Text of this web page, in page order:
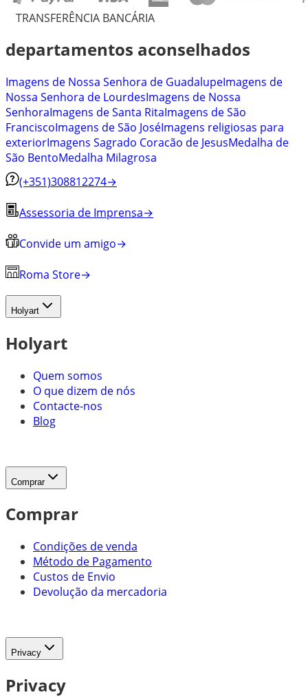
TRANSFERÊNCIA BANCÁRIA
departamentos aconselhados
Imagens de Nossa Senhora de GuadalupeImagens de
Nossa Senhora de LourdesImagens de Nossa
SenhoraImagens de Santa RitaImagens de São
FranciscoImagens de São JoséImagens religiosas para
exteriorImagens Sagrado Coracão de JesusMedalha de
São BentoMedalha Milagrosa
(+351)308812274→
Assessoria de Imprensa→
Convide um amigo→
Roma Store→
Holyart
Holyart
Quem somos
O que dizem de nós
Contacte-nos
Blog
Comprar
Comprar
Condições de venda
Método de Pagamento
Custos de Envio
Devolução da mercadoria
Privacy
Privacy